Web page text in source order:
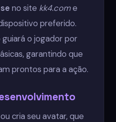
no site kk4.come
preferido.
o jogador por
garantindo que
prontos para a ação.
cria seu avatar, que